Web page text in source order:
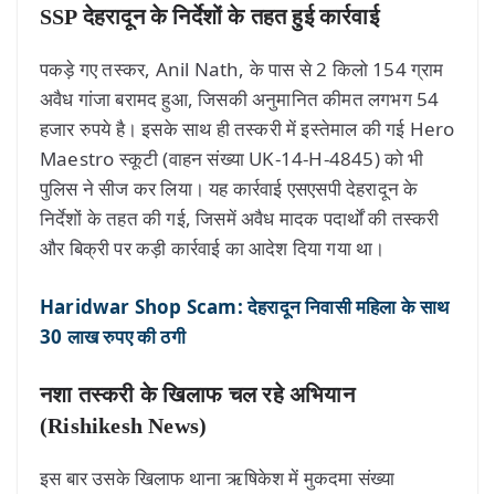
SSP देहरादून के निर्देशों के तहत हुई कार्रवाई
पकड़े गए तस्कर, Anil Nath, के पास से 2 किलो 154 ग्राम
अवैध गांजा बरामद हुआ, जिसकी अनुमानित कीमत लगभग 54
हजार रुपये है। इसके साथ ही तस्करी में इस्तेमाल की गई Hero
Maestro स्कूटी (वाहन संख्या UK-14-H-4845) को भी
पुलिस ने सीज कर लिया। यह कार्रवाई एसएसपी देहरादून के
निर्देशों के तहत की गई, जिसमें अवैध मादक पदार्थों की तस्करी
और बिक्री पर कड़ी कार्रवाई का आदेश दिया गया था।
Haridwar Shop Scam: देहरादून निवासी महिला के साथ
30 लाख रुपए की ठगी
नशा तस्करी के खिलाफ चल रहे अभियान
(Rishikesh News)
इस बार उसके खिलाफ थाना ऋषिकेश में मुकदमा संख्या